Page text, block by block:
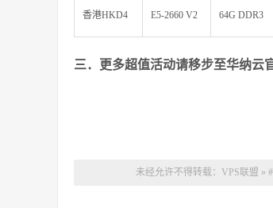
香港HKD4 E5-2660 V2 64G DDR3
三．更多超值活动请移步至华纳云
未经允许不得转载： VPS联盟 »